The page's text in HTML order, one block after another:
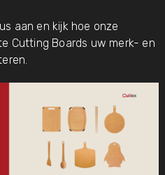
aan en kijk hoe onze
Cutting Boards uw merk- en